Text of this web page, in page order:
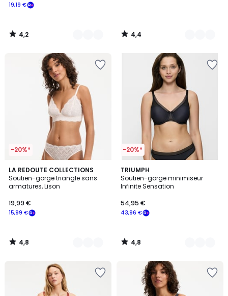
19,19 €
4,2
/
4,4
/
-20%*
LA REDOUTE COLLECTIONS
Soutien-gorge triangle sans
armatures, Lison
15,99 €
19,99 €
4,8
/ 5
3
Couleurs
4,8
/
-20%*
TRIUMPH
Soutien-gorge minimiseur
Infinite Sensation
43,96 €
54,95 €
4,8
/ 5
2
Couleurs
4,8
/